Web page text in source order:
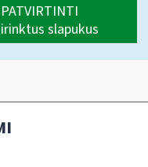
PATVIRTINTI
slapukus